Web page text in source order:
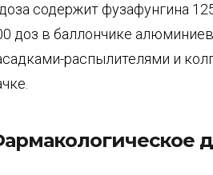
содержит фузафунгина
доз в баллончике
распылителями и